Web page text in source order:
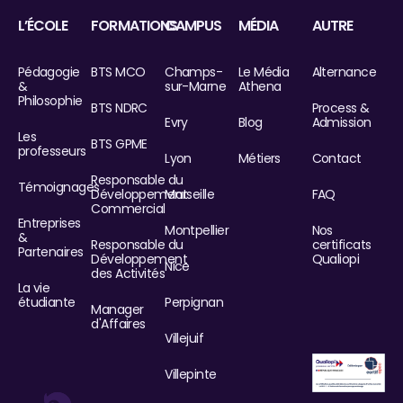
L’ÉCOLE
Pédagogie
&
Philosophie
Les
professeurs
Témoignages
Entreprises
&
Partenaires
La vie
étudiante
FORMATIONS
BTS MCO
BTS NDRC
BTS GPME
Responsable du
Développement
Commercial
Responsable du
Développement
des Activités
Manager
d'Affaires
CAMPUS
Champs-
sur-Marne
Evry
Lyon
Marseille
Montpellier
Nice
Perpignan
Villejuif
Villepinte
MÉDIA
Le Média
Athena
Blog
Métiers
AUTRE
Alternance
Process &
Admission
Contact
FAQ
Nos
certificats
Qualiopi